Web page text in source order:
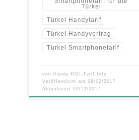
Türkei
Türkei Handytarif
Türkei Handyvertrag
Türkei Smartphonetarif
von Handy-DSL-Tarif.Info
Veröffentlicht am09/02/2017
Aktualisiert02/12/2017